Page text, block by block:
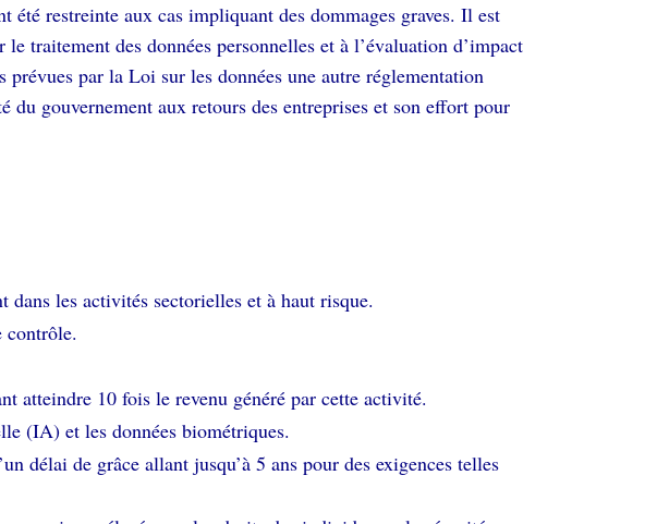
restreinte aux cas impliquant des dommages graves. Il est
traitement des données personnelles et à l’évaluation d’impact
par la Loi sur les données une autre réglementation
gouvernement aux retours des entreprises et son effort pour
les activités sectorielles et à haut risque.
contrôle.
atteindre 10 fois le revenu généré par cette activité.
(IA) et les données biométriques.
délai de grâce allant jusqu’à 5 ans pour des exigences telles